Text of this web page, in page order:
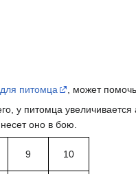
питомца
, может
у питомца
оно в бою.
9 10